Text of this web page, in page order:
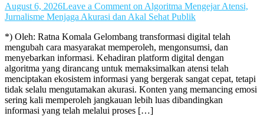
August 6, 2026Leave a Comment on Algoritma Mengejar Atensi,
Jurnalisme Menjaga Akurasi dan Akal Sehat Publik
*) Oleh: Ratna Komala Gelombang transformasi digital telah
mengubah cara masyarakat memperoleh, mengonsumsi, dan
menyebarkan informasi. Kehadiran platform digital dengan
algoritma yang dirancang untuk memaksimalkan atensi telah
menciptakan ekosistem informasi yang bergerak sangat cepat, tetapi
tidak selalu mengutamakan akurasi. Konten yang memancing emosi
sering kali memperoleh jangkauan lebih luas dibandingkan
informasi yang telah melalui proses […]